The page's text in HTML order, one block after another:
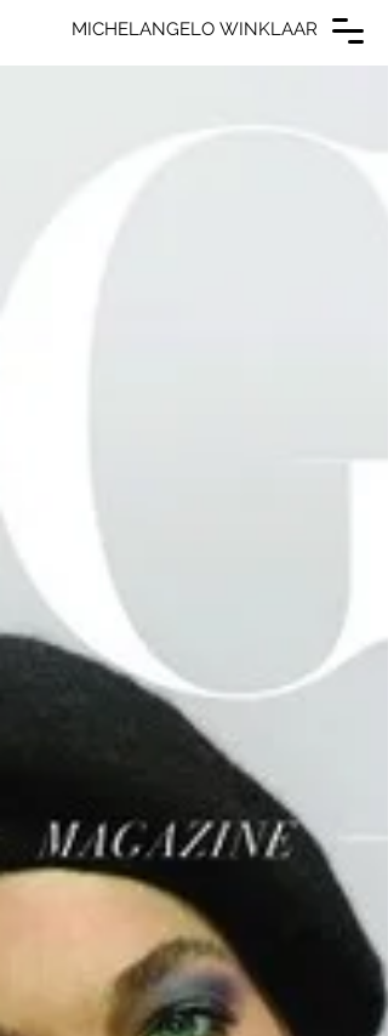
MICHELANGELO WINKLAAR
MICHELANGELO WINKLAAR